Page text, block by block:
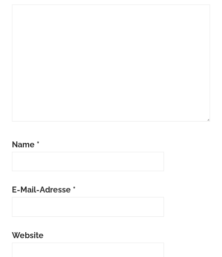
Name *
E-Mail-Adresse *
Website